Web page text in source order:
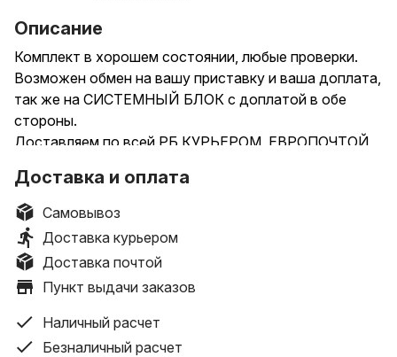
Описание
Комплект в хорошем состоянии, любые проверки.
Возможен обмен на вашу приставку и ваша доплата,
так же на СИСТЕМНЫЙ БЛОК с доплатой в обе
стороны.
Доставляем по всей РБ КУРЬЕРОМ, ЕВРОПОЧТОЙ,
пересылки или курьера).
_____________________________________________________________
Характеристики:
Процессор AMD Ryzen 5 5600G
Cezanne (Zen 3), сокет AM4, 6 ядер, 12 потоков,
частота 4.4/3.9 ГГц, кэш 3 МБ + 16 МБ, техпроцесс 7
нм, поддержка DDR4, TDP 65W
+
Доставка и оплата
Самовывоз
Доставка курьером
Доставка почтой
Пункт выдачи заказов
Наличный расчет
Безналичный расчет